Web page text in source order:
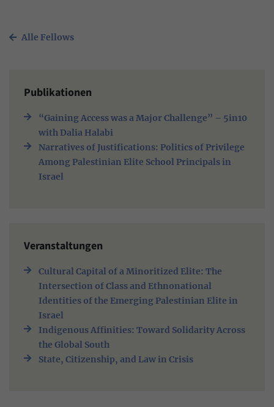
Alle Fellows
Publikationen
“Gaining Access was a Major Challenge” – 5in10
with Dalia Halabi
Narratives of Justifications: Politics of Privilege
Among Palestinian Elite School Principals in
Israel
Veranstaltungen
Cultural Capital of a Minoritized Elite: The
Intersection of Class and Ethnonational
Identities of the Emerging Palestinian Elite in
Israel
Indigenous Affinities: Toward Solidarity Across
the Global South
State, Citizenship, and Law in Crisis